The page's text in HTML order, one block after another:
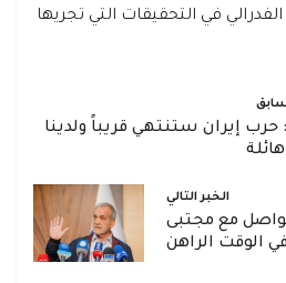
في التحقيقات التي تجريها
حرب إيران ستنتهي قريباً ولدينا
الخبر التالي
مع مجتبى
الوقت الراهن